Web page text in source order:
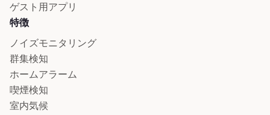
ゲスト用アプリ
特徴
ノイズモニタリング
群集検知
ホームアラーム
喫煙検知
室内気候